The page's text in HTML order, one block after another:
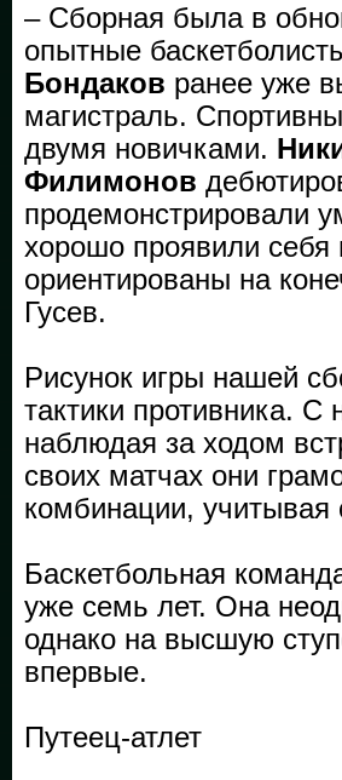
– Сборная была в
опытные
Бондаков ранее уже
магистраль.
двумя новичками.
Филимонов
продемонстрировали
хорошо проявили
ориентированы на
Гусев.
Рисунок игры нашей
тактики противника.
наблюдая за ходом
своих матчах они
комбинации,
Баскетбольная
уже семь лет. Она
однако на высшую
впервые.
Путеец-атлет